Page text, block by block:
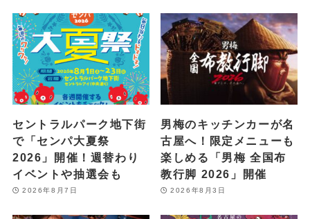
セントラルパーク地下街
で「センパ大夏祭
2026」開催！週替わり
イベントや抽選会も
2026年8月7日
男梅のキッチンカーが名
古屋へ！限定メニューも
楽しめる「男梅 全国布
教行脚 2026」開催
2026年8月3日